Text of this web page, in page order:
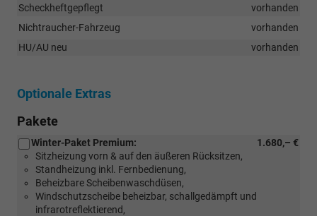
Scheckheftgepflegt
vorhanden
Nichtraucher-Fahrzeug
vorhanden
HU/AU neu
vorhanden
Optionale Extras
Pakete
1.680,– €
Winter-Paket Premium:
Sitzheizung vorn & auf den äußeren Rücksitzen,
Standheizung inkl. Fernbedienung,
Beheizbare Scheibenwaschdüsen,
Windschutzscheibe beheizbar, schallgedämpft und
infrarotreflektierend,